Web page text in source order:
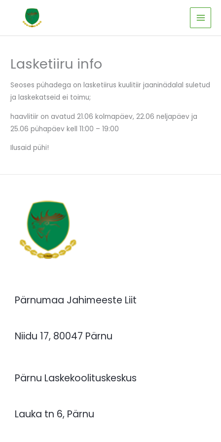
Lasketiiru info
Seoses pühadega on lasketiirus kuulitiir jaaninädalal suletud
ja laskekatseid ei toimu;
haavlitiir on avatud 21.06 kolmapäev, 22.06 neljapäev ja
25.06 pühapäev kell 11:00 – 19:00
Ilusaid pühi!
Pärnumaa Jahimeeste Liit
Niidu 17, 80047 Pärnu
Pärnu Laskekoolituskeskus
Lauka tn 6, Pärnu